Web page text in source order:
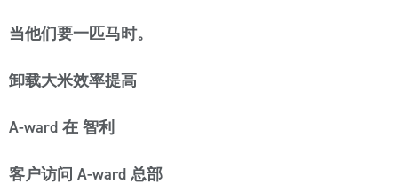
当他们要一匹马时。
卸载大米效率提高
A-ward 在 智利
客户访问 A-ward 总部